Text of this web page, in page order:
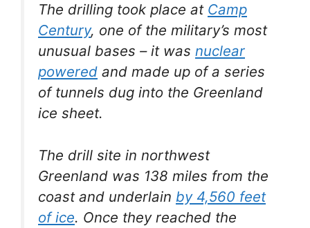
The drilling took place at Camp
Century, one of the military’s most
unusual bases – it was nuclear
powered and made up of a series
of tunnels dug into the Greenland
ice sheet.
The drill site in northwest
Greenland was 138 miles from the
coast and underlain by 4,560 feet
of ice. Once they reached the